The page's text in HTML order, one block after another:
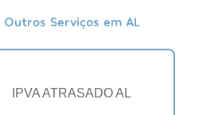
Outros Serviços em AL
IPVA ATRASADO AL